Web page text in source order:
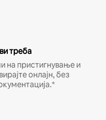
треба
на пристигнување и
онлајн, без